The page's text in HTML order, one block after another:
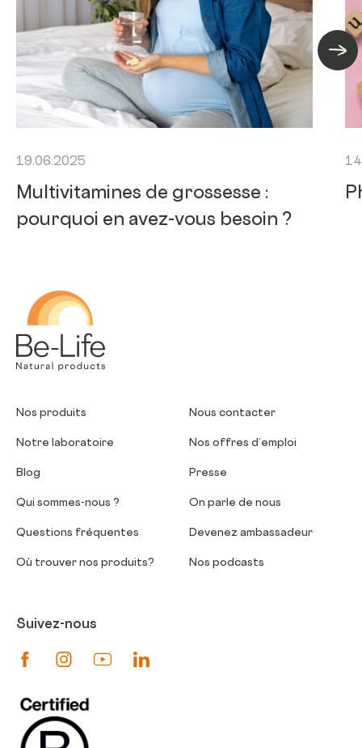
19.06.2025
Multivitamines de grossesse :
pourquoi en avez-vous besoin ?
Nos produits
Notre laboratoire
Blog
Qui sommes-nous ?
Questions fréquentes
Où trouver nos produits?
Nous contacter
Nos offres d’emploi
Presse
On parle de nous
Devenez ambassadeur
Nos podcasts
Suivez-nous
Suivez-nous sur Facebook
Suivez-nous sur Instagram
Suivez-nous sur Youtube